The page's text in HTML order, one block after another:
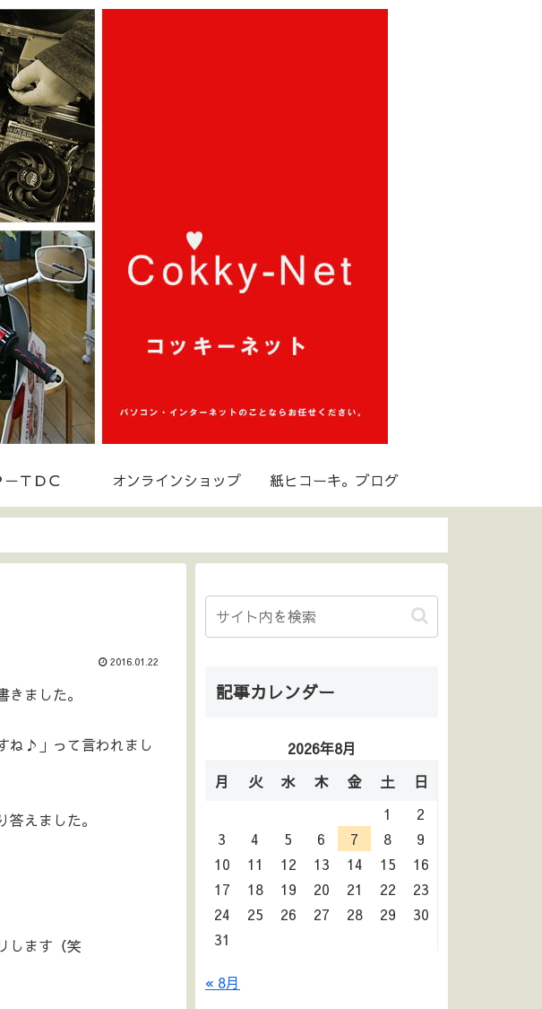
－ＴＤＣ オンラインショップ 紙ヒコーキ。ブログ
2016.01.22
ました。
ね♪」って言われまし
えました。
します（笑
記事カレンダー
2026年8月
月
火 水 木 金 土
日
1
2
3
4 5 6 7 8
9
10
11 12 13 14 15
16
17
18 19 20 21 22
23
24
25 26 27 28 29
30
31
« 8月